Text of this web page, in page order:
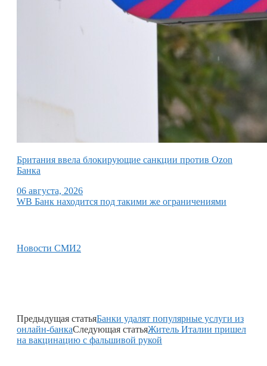
Британия ввела блокирующие санкции против Ozon
Банка
06 августа, 2026
WB Банк находится под такими же ограничениями
Новости СМИ2
Предыдущая статьяБанки удалят популярные услуги из
онлайн-банкаСледующая статьяЖитель Италии пришел
на вакцинацию с фальшивой рукой